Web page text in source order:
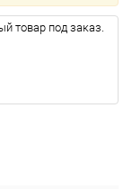
товар под заказ.